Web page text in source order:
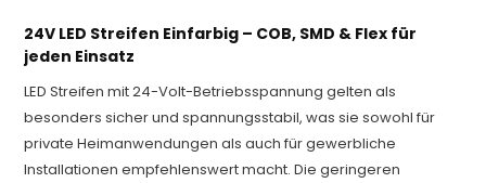
24V LED Streifen Einfarbig – COB, SMD & Flex für
jeden Einsatz
LED Streifen mit 24-Volt-Betriebsspannung gelten als
besonders sicher und spannungsstabil, was sie sowohl für
private Heimanwendungen als auch für gewerbliche
Installationen empfehlenswert macht. Die geringeren